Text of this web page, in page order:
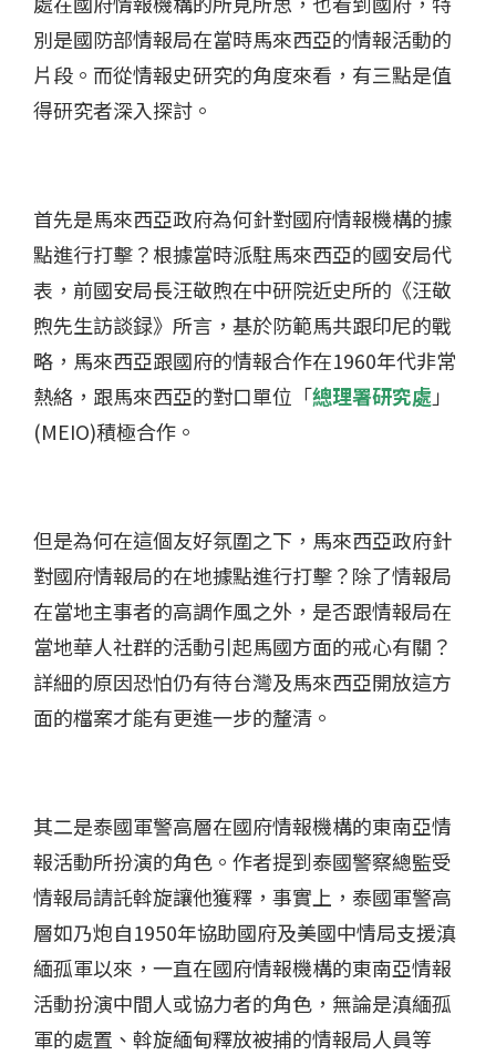
別是國防部情報局在當時馬來西亞的情報活動的
片段。而從情報史研究的角度來看，有三點是值
得研究者深入探討。
首先是馬來西亞政府為何針對國府情報機構的據
點進行打擊？根據當時派駐馬來西亞的國安局代
表，前國安局長汪敬煦在中研院近史所的《汪敬
煦先生訪談録》所言，基於防範馬共跟印尼的戰
略，馬來西亞跟國府的情報合作在1960年代非常
熱絡，跟馬來西亞的對口單位「總理署研究處」
(MEIO)積極合作。
但是為何在這個友好氛圍之下，馬來西亞政府針
對國府情報局的在地據點進行打擊？除了情報局
在當地主事者的高調作風之外，是否跟情報局在
當地華人社群的活動引起馬國方面的戒心有關？
詳細的原因恐怕仍有待台灣及馬來西亞開放這方
面的檔案才能有更進一步的釐清。
其二是泰國軍警高層在國府情報機構的東南亞情
報活動所扮演的角色。作者提到泰國警察總監受
情報局請託斡旋讓他獲釋，事實上，泰國軍警高
層如乃炮自1950年協助國府及美國中情局支援滇
緬孤軍以來，一直在國府情報機構的東南亞情報
活動扮演中間人或協力者的角色，無論是滇緬孤
軍的處置、斡旋緬甸釋放被捕的情報局人員等